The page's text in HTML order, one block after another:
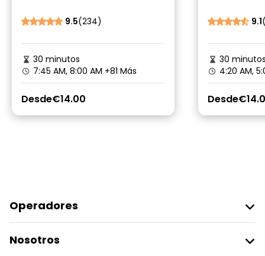
Venecia9.5(234)
30 minutos
7:45 AM, 8:00 AM +81 Más
Desde€14.00
Treviso 9.1
30
4:20 AM,
Desde
Operadores
Acceder Como Proveedor
Nosotros